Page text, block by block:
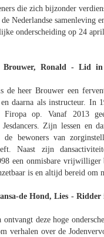
die zich bijzonder
Nederlandse samenleving
onderscheiding op 24
Brouwer, Ronald - Lid
de heer Brouwer een
daarna als instructeur. In
Firopa op. Vanaf 2013
Zijn lessen en
bewoners van
Naast zijn
een onmisbare vrijwilliger
is en altijd bereid om
de Hond, Lies - Ridder
ontvangt deze hoge
verhalen over de